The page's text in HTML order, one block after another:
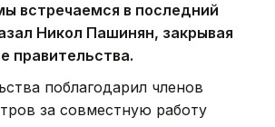
встречаемся в последний
Никол Пашинян, закрывая
правительства.
поблагодарил членов
за совместную работу